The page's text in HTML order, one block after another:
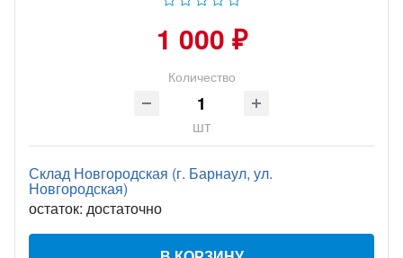
1 000 ₽
Количество
шт
Склад Новгородская (г. Барнаул, ул.
Новгородская)
остаток: достаточно